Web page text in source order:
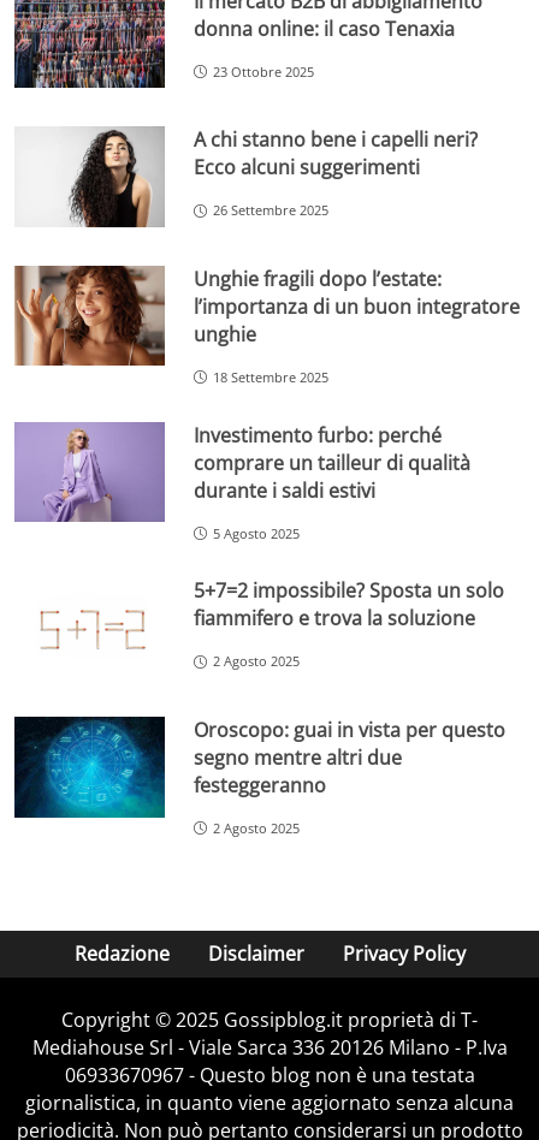
donna online: il caso Tenaxia
23 Ottobre 2025
A chi stanno bene i capelli neri?
Ecco alcuni suggerimenti
26 Settembre 2025
Unghie fragili dopo l’estate:
l’importanza di un buon integratore
unghie
18 Settembre 2025
Investimento furbo: perché
comprare un tailleur di qualità
durante i saldi estivi
5 Agosto 2025
5+7=2 impossibile? Sposta un solo
fiammifero e trova la soluzione
2 Agosto 2025
Oroscopo: guai in vista per questo
segno mentre altri due
festeggeranno
2 Agosto 2025
Redazione Disclaimer Privacy Policy
Copyright © 2025 Gossipblog.it proprietà di T-
Mediahouse Srl - Viale Sarca 336 20126 Milano - P.Iva
06933670967 - Questo blog non è una testata
giornalistica, in quanto viene aggiornato senza alcuna
periodicità. Non può pertanto considerarsi un prodotto